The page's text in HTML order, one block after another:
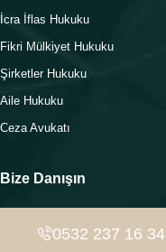
İcra İflas Hukuku
Fikri Mülkiyet Hukuku
Şirketler Hukuku
Aile Hukuku
Ceza Avukatı
Bize Danışın
0532 237 16 34